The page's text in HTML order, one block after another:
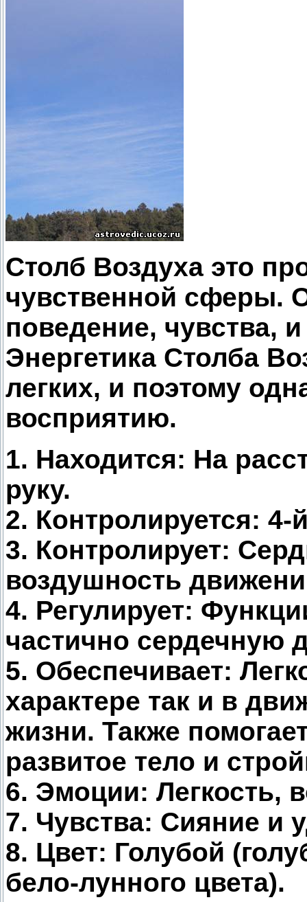
Столб Воздуха это
чувственной сферы.
поведение, чувства,
Энергетика Столба
легких, и поэтому
восприятию.
1. Находится: На
руку.
2. Контролируется: 4-
3. Контролирует:
воздушность
4. Регулирует:
частично сердечную
5. Обеспечивает:
характере так и в
жизни. Также
развитое тело и
6. Эмоции: Легкость,
7. Чувства: Сияние и
8. Цвет: Голубой
бело-лунного цвета).